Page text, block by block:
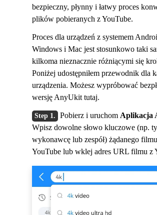
bezpieczny, płynny i łatwy proces
plików pobieranych z YouTube.
Proces dla urządzeń z systemem
Windows i Mac jest stosunkowo taki
kilkoma nieznacznie różniącymi się
Poniżej udostępniłem przewodnik dla
urządzenia. Możesz wypróbować
wersję AnyUkit tutaj.
Pobierz i uruchom Aplikacja
Wpisz dowolne słowo kluczowe (np.
wykonawcę lub zespół) żądanego
YouTube lub wklej adres URL filmu z